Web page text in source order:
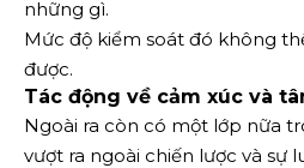
những gì.
Mức độ kiểm soát đó không
được.
Tác động về cảm xúc và
Ngoài ra còn có một lớp nữa
vượt ra ngoài chiến lược và sự